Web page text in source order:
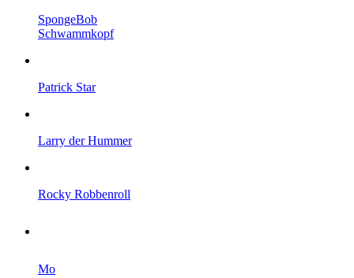
SpongeBob
Schwammkopf
Patrick Star
Larry der Hummer
Rocky Robbenroll
Mo